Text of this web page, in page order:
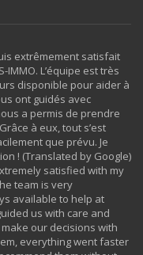
extrêmement satisfait
IMMO. L’équipe est très
disponible pour aider à
ont guidés avec
a permis de prendre
à eux, tout s’est
que prévu. Je
! (Translated by Google)
satisfied with my
team is very
available to help at
us with care and
our decisions with
everything went faster